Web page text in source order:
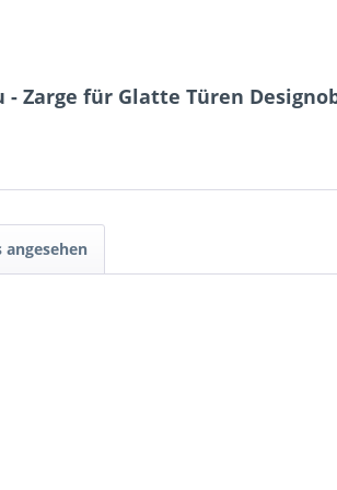
Zarge für Glatte Türen
angesehen